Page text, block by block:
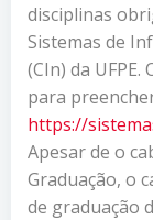
disciplinas
Sistemas de
(CIn) da
para
https://
Apesar de o
Graduação, o
de graduação